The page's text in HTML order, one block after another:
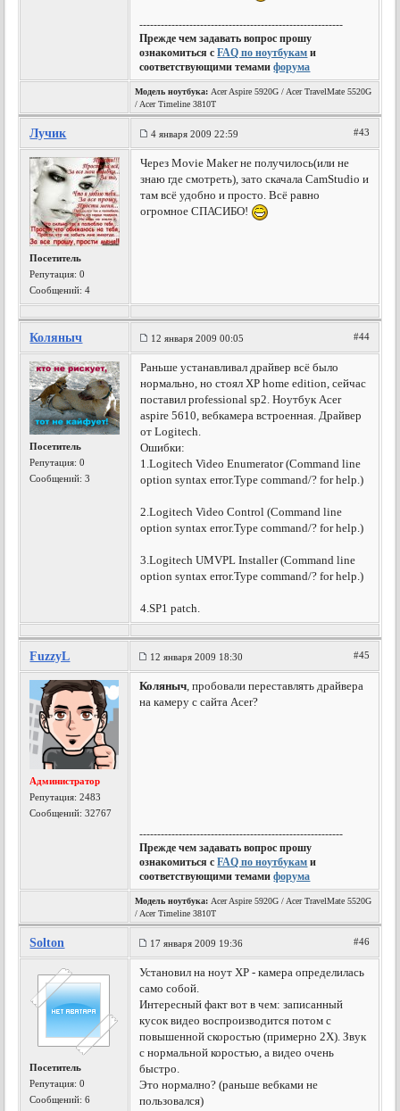
---------------------------------------------------------
Прежде чем задавать вопрос прошу
ознакомиться сFAQ по ноутбукам и
соответствующими темамифорума
Модель ноутбука: Acer Aspire 5920G / Acer TravelMate 5520G
/ Acer Timeline 3810T
Лучик 4 января 2009 22:59 #43
Посетитель
Репутация:0
Сообщений: 4
Через Movie Maker не получилось(или не
знаю где смотреть), зато скачала CamStudio и
там всё удобно и просто. Всё равно
огромное СПАСИБО!
Коляныч 12 января 2009 00:05 #44
Посетитель
Репутация:0
Сообщений: 3
Раньше устанавливал драйвер всё было
нормально, но стоял XP home edition, сейчас
поставил professional sp2. Ноутбук Acer
aspire 5610, вебкамера встроенная. Драйвер
от Logitech.
Ошибки:
1.Logitech Video Enumerator (Command line
option syntax error.Type command/? for help.)
2.Logitech Video Control (Command line
option syntax error.Type command/? for help.)
3.Logitech UMVPL Installer (Command line
option syntax error.Type command/? for help.)
4.SP1 patch.
FuzzyL 12 января 2009 18:30 #45
Администратор
Репутация:2483
Сообщений: 32767
Коляныч, пробовали переставлять драйвера
на камеру с сайта Acer?
---------------------------------------------------------
Прежде чем задавать вопрос прошу
ознакомиться сFAQ по ноутбукам и
соответствующими темамифорума
Модель ноутбука: Acer Aspire 5920G / Acer TravelMate 5520G
/ Acer Timeline 3810T
Solton 17 января 2009 19:36 #46
Посетитель
Репутация:0
Сообщений: 6
Установил на ноут XP - камера определилась
само собой.
Интересный факт вот в чем: записанный
кусок видео воспроизводится потом с
повышенной скоростью (примерно 2X). Звук
с нормальной коростью, а видео очень
быстро.
Это нормално? (раньше вебками не
пользовался)